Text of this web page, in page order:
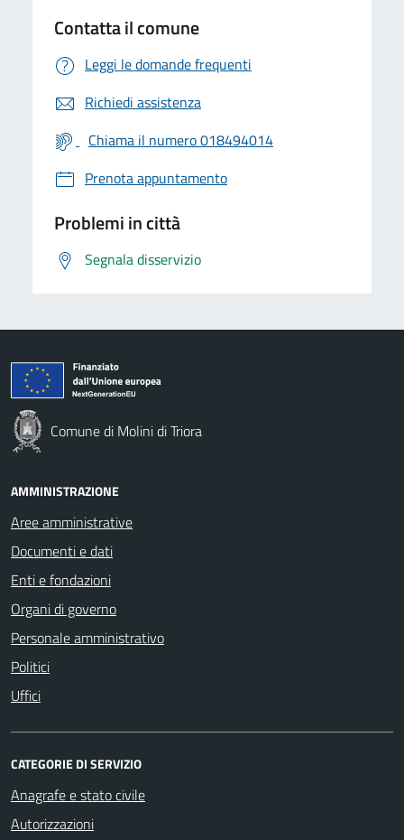
Contatta il comune
Leggi le domande frequenti
Richiedi assistenza
Chiama il numero 018494014
Prenota appuntamento
Problemi in città
Segnala disservizio
Comune di Molini di Triora
AMMINISTRAZIONE
Aree amministrative
Documenti e dati
Enti e fondazioni
Organi di governo
Personale amministrativo
Politici
Uffici
CATEGORIE DI SERVIZIO
Anagrafe e stato civile
Autorizzazioni